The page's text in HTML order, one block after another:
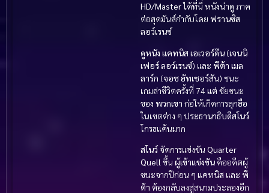
HD/Masterได้ที่นี่ หนังน่าดู ภาค
ต่อสุดมันส์กำกับโดย ฟรานซิส
ลอว์เรนซ์
ดูหนัง แคทนิส เอเวอร์ดีน (เจนนิ
เฟอร์ ลอว์เรนซ์) และ พีต้า เมล
ลาร์ก (จอช ฮัทเชอร์สัน) ชนะ
เกมล่าชีวิตครั้งที่ 74 แต่ ชัยชนะ
ของ พวกเขา ก่อให้เกิดการลุกฮือ
ในเขตต่าง ๆ ประธานาธิบดีสโนว์
โกรธแค้นมาก
สโนว์จัดการแข่งขัน Quarter
Quell ขึ้น ผู้เข้าแข่งขันคืออดีตผู้
ชนะจากปีก่อน ๆ แคทนิส และ พี
ต้า ต้องกลับลงสู่สนามประลองอีก